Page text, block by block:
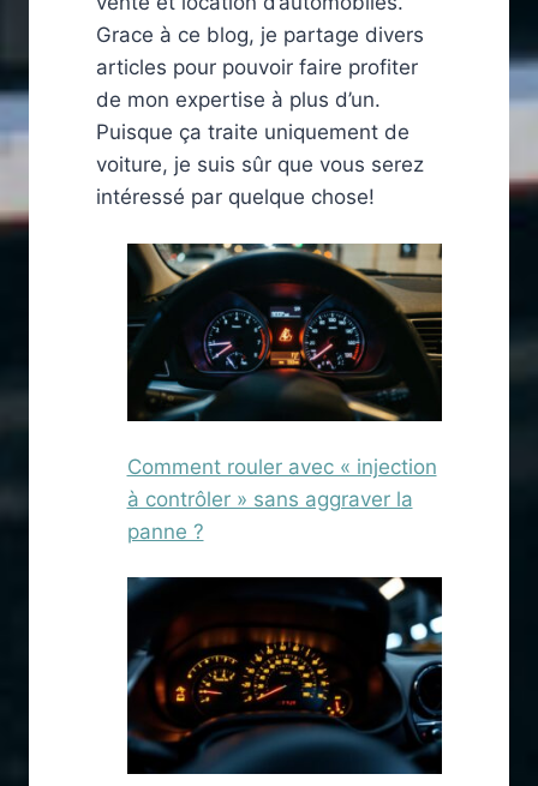
Grace à ce blog, je partage divers
articles pour pouvoir faire profiter
de mon expertise à plus d’un.
Puisque ça traite uniquement de
voiture, je suis sûr que vous serez
intéressé par quelque chose!
Comment rouler avec « injection
à contrôler » sans aggraver la
panne ?